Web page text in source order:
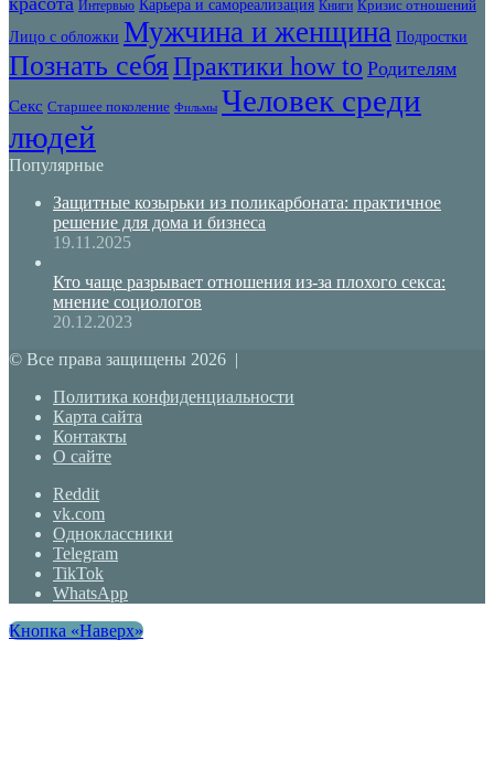
Интервью Карьера и самореализация Книги Кризис отношений
Лицо с обложки Мужчина и женщина Подростки
Познать себяПрактики how to Родителям
Секс Старшее поколение Фильмы Человек среди
людей
Популярные
Защитные козырьки из поликарбоната: практичное
решение для дома и бизнеса
19.11.2025
Кто чаще разрывает отношения из-за плохого секса:
мнение социологов
20.12.2023
© Все права защищены 2026 |
Политика конфиденциальности
Карта сайта
Контакты
О сайте
Reddit
vk.com
Одноклассники
Telegram
TikTok
WhatsApp
Кнопка «Наверх»